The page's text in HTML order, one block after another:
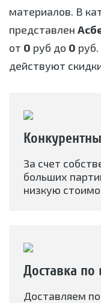
материалов. В
представлен
от 0 руб до 0
действуют
За счет
больших
низкую
Доставка по
Доставляем